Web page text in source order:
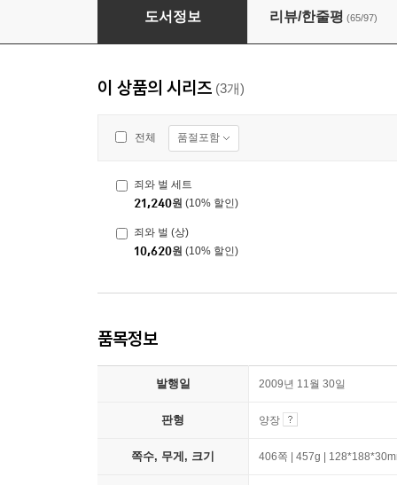
죄와 벌 (상)
도서정보 리뷰/한줄평 (65/97)
이 상품의 시리즈 (3개)
전체 품절포함
죄와 벌 세트
21,240원 (10% 할인)
죄와 벌 (상)
10,620원 (10% 할인)
품목정보
발행일 2009년 11월 30일
판형 양장
쪽수, 무게, 크기 406쪽 | 457g |